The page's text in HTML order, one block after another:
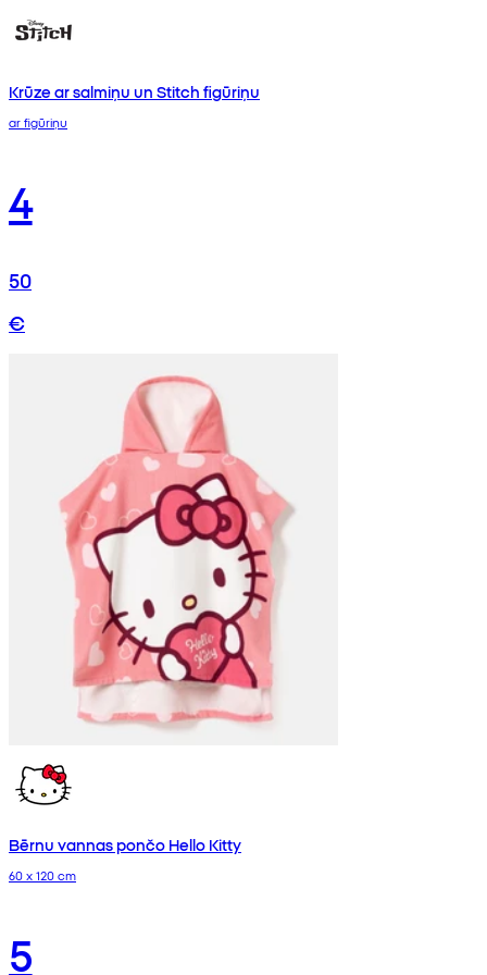
Krūze ar salmiņu un Stitch figūriņu
ar figūriņu
4
50
€
Bērnu vannas pončo Hello Kitty
60 x 120 cm
5